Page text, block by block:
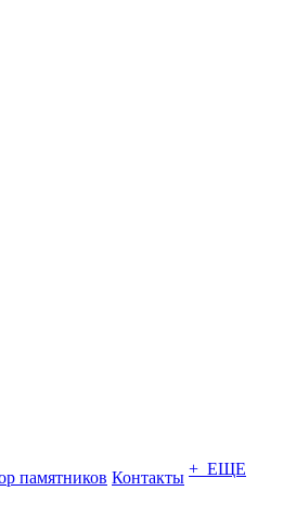
памятников Контакты + ЕЩЕ